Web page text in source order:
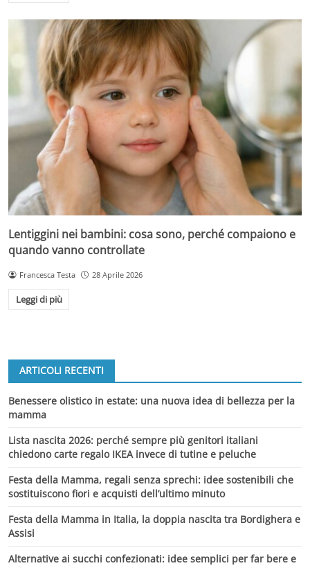
Lentiggini nei bambini: cosa sono, perché compaiono e
quando vanno controllate
Francesca Testa 28 Aprile 2026
Leggi di più
ARTICOLI RECENTI
Benessere olistico in estate: una nuova idea di bellezza per la
mamma
Lista nascita 2026: perché sempre più genitori italiani
chiedono carte regalo IKEA invece di tutine e peluche
Festa della Mamma, regali senza sprechi: idee sostenibili che
sostituiscono fiori e acquisti dell’ultimo minuto
Festa della Mamma in Italia, la doppia nascita tra Bordighera e
Assisi
Alternative ai succhi confezionati: idee semplici per far bere e